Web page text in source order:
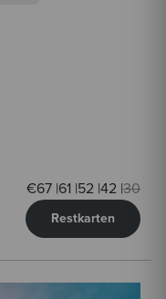
Restkarten
€67 |61 |52 |42 |30